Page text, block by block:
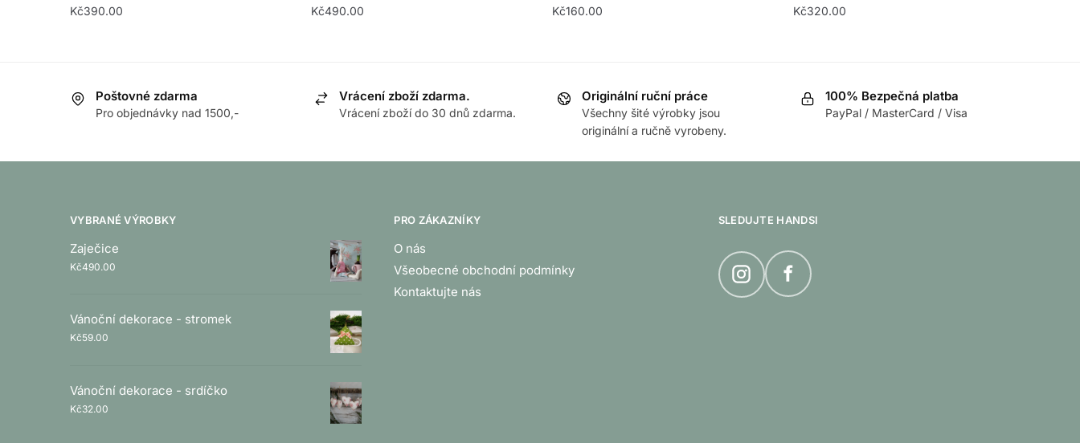
Kč390.00 Kč490.00 Kč160.00 Kč320.00
Poštovné zdarma
Pro objednávky nad 1500,-
Vrácení zboží zdarma.
Vrácení zboží do 30 dnů zdarma.
Originální ruční práce
Všechny šité výrobky jsou
originální a ručně vyrobeny.
100% Bezpečná platba
PayPal / MasterCard / Visa
VYBRANÉ VÝROBKY
Zaječice
Kč490.00
Vánoční dekorace - stromek
Kč59.00
Vánoční dekorace - srdíčko
Kč32.00
PRO ZÁKAZNÍKY
O nás
Všeobecné obchodní podmínky
Kontaktujte nás
SLEDUJTE HANDSI